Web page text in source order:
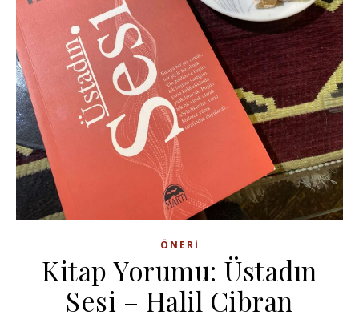
ÖNERI
Kitap Yorumu: Üstadın
Sesi – Halil Cibran